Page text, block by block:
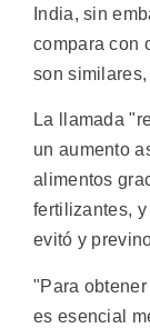
India, sin
compara con
son
La llamada
un aumento
alimentos
fertilizantes,
evitó y
"Para
es esencial